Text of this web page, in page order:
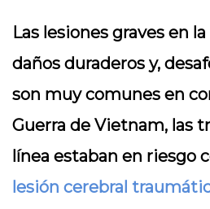
Las lesiones graves en
daños duraderos y,
son muy comunes en
Guerra de Vietnam, las
línea estaban en riesgo
lesión cerebral